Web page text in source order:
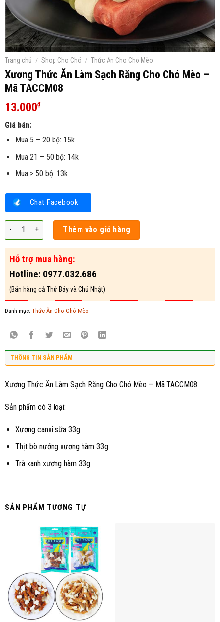
Trang chủ / Shop Cho Chó / Thức Ăn Cho Chó Mèo
Xương Thức Ăn Làm Sạch Răng Cho Chó Mèo –
Mã TACCM08
13.000₫
Giá bán:
Mua 5 – 20 bộ: 15k
Mua 21 – 50 bộ: 14k
Mua > 50 bộ: 13k
Chat Facebook
Xương Thức Ăn Làm Sạch Răng Cho Chó Mèo - Mã TACCM08 số lượng
Thêm vào giỏ hàng
Hỗ trợ mua hàng:
Hotline: 0977.032.686
(Bán hàng cả Thứ Bảy và Chủ Nhật)
Danh mục: Thức Ăn Cho Chó Mèo
THÔNG TIN SẢN PHẨM
Xương Thức Ăn Làm Sạch Răng Cho Chó Mèo – Mã TACCM08:
Sản phẩm có 3 loại:
Xương canxi sữa 33g
Thịt bò nướng xương hàm 33g
Trà xanh xương hàm 33g
SẢN PHẨM TƯƠNG TỰ